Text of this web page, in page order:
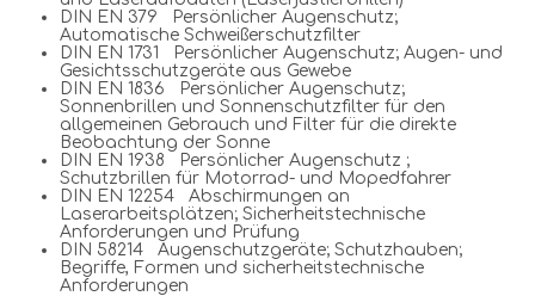
DIN EN 379 Persönlicher Augenschutz;
Automatische Schweißerschutzfilter
DIN EN 1731 Persönlicher Augenschutz; Augen- und
Gesichtsschutzgeräte aus Gewebe
DIN EN 1836 Persönlicher Augenschutz;
Sonnenbrillen und Sonnenschutzfilter für den
allgemeinen Gebrauch und Filter für die direkte
Beobachtung der Sonne
DIN EN 1938 Persönlicher Augenschutz ;
Schutzbrillen für Motorrad- und Mopedfahrer
DIN EN 12254 Abschirmungen an
Laserarbeitsplätzen; Sicherheitstechnische
Anforderungen und Prüfung
DIN 58214 Augenschutzgeräte; Schutzhauben;
Begriffe, Formen und sicherheitstechnische
Anforderungen